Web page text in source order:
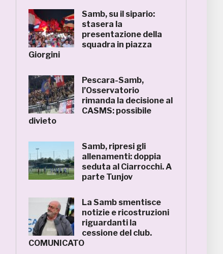
Samb, su il sipario:
stasera la
presentazione della
squadra in piazza
Giorgini
Pescara-Samb,
l’Osservatorio
rimanda la decisione al
CASMS: possibile
divieto
Samb, ripresi gli
allenamenti: doppia
seduta al Ciarrocchi. A
parte Tunjov
La Samb smentisce
notizie e ricostruzioni
riguardanti la
cessione del club.
COMUNICATO